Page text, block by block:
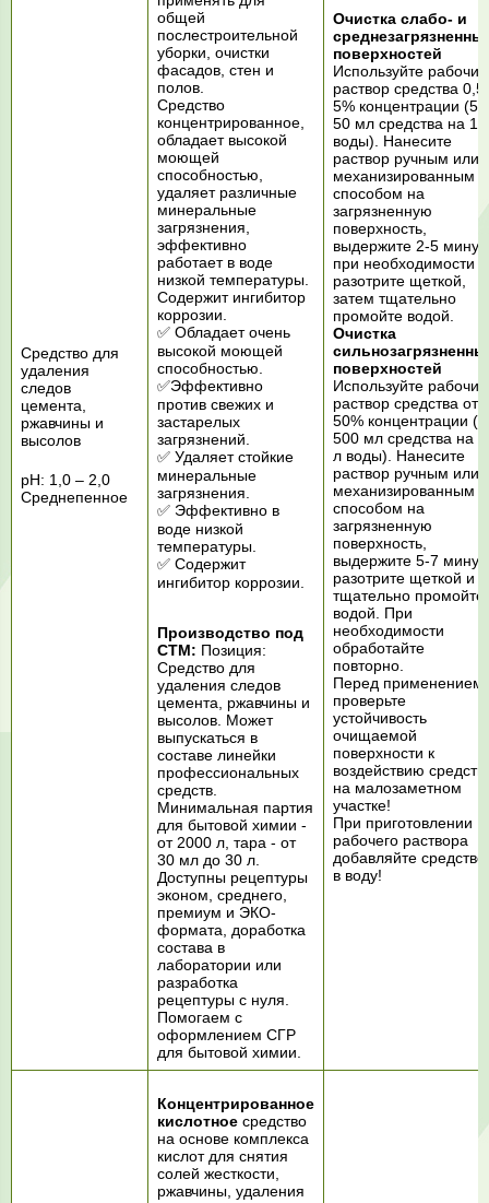
Средство для
удаления
следов
цемента,
ржавчины и
высолов
рН: 1,0 – 2,0
Среднепенное
общей
послестроительной
уборки, очистки
фасадов, стен и
полов.
Средство
концентрированное,
обладает высокой
моющей
способностью,
удаляет различные
минеральные
загрязнения,
эффективно
работает в воде
низкой температуры.
Содержит ингибитор
коррозии.
✅ Обладает очень
высокой моющей
способностью.
✅Эффективно
против свежих и
застарелых
загрязнений.
✅ Удаляет стойкие
минеральные
загрязнения.
✅ Эффективно в
воде низкой
температуры.
✅ Содержит
ингибитор коррозии.
Производство под
СТМ: Позиция:
Средство для
удаления следов
цемента, ржавчины и
высолов. Может
выпускаться в
составе линейки
профессиональных
средств.
Минимальная партия
для бытовой химии -
от 2000 л, тара - от
30 мл до 30 л.
Доступны рецептуры
эконом, среднего,
премиум и ЭКО-
формата, доработка
состава в
лаборатории или
разработка
рецептуры с нуля.
Помогаем с
оформлением СГР
для бытовой химии.
Очистка слабо- и
поверхностей
Используйте рабочий
раствор средства 0,5-
5% концентрации (5-
50 мл средства на 1
воды). Нанесите
раствор ручным или
механизированным
способом на
загрязненную
поверхность,
выдержите 2-5 минут,
при необходимости
разотрите щеткой,
затем тщательно
промойте водой.
Очистка
поверхностей
Используйте рабочий
раствор средства от
50% концентрации
500 мл средства на 1
л воды). Нанесите
раствор ручным или
механизированным
способом на
загрязненную
поверхность,
выдержите 5-7 минут,
разотрите щеткой и
тщательно промойте
водой. При
необходимости
обработайте
повторно.
Перед применением
проверьте
устойчивость
очищаемой
поверхности к
воздействию
на малозаметном
участке!
При приготовлении
рабочего раствора
добавляйте средство
в воду!
Концентрированное
кислотное средство
на основе комплекса
кислот для снятия
солей жесткости,
ржавчины, удаления